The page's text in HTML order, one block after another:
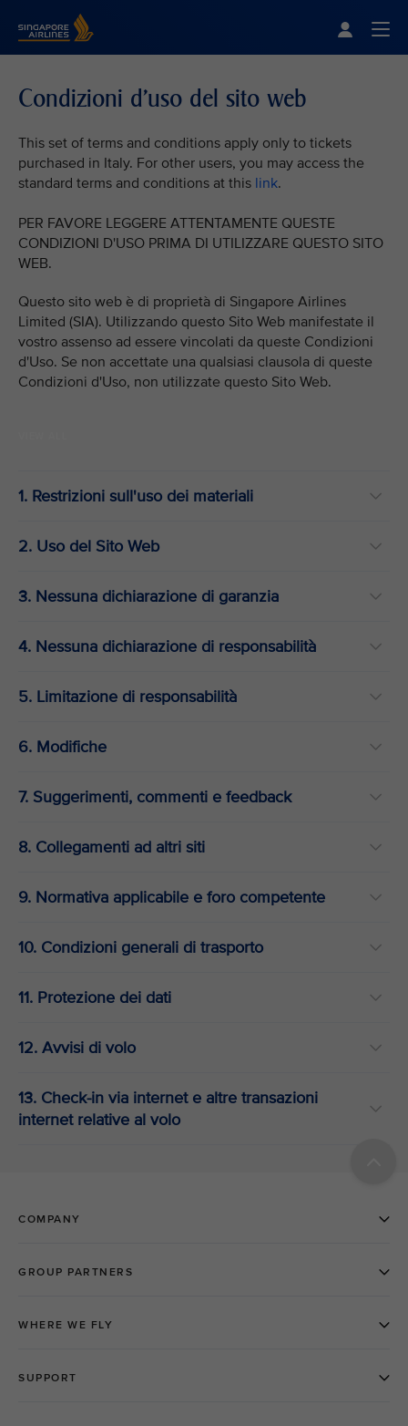
Condizioni d'uso del sito web
This set of terms and conditions apply only to tickets
purchased in Italy. For other users, you may access the
standard terms and conditions at this link.
PER FAVORE LEGGERE ATTENTAMENTE QUESTE
CONDIZIONI D'USO PRIMA DI UTILIZZARE QUESTO SITO
WEB.
Questo sito web è di proprietà di Singapore Airlines
Limited (SIA). Utilizzando questo Sito Web manifestate il
vostro assenso ad essere vincolati da queste Condizioni
d'Uso. Se non accettate una qualsiasi clausola di queste
Condizioni d'Uso, non utilizzate questo Sito Web.
1. Restrizioni sull'uso dei materiali
2. Uso del Sito Web
3. Nessuna dichiarazione di garanzia
4. Nessuna dichiarazione di responsabilità
5. Limitazione di responsabilità
6. Modifiche
7. Suggerimenti, commenti e feedback
8. Collegamenti ad altri siti
9. Normativa applicabile e foro competente
10. Condizioni generali di trasporto
11. Protezione dei dati
12. Avvisi di volo
13. Check-in via internet e altre transazioni
internet relative al volo